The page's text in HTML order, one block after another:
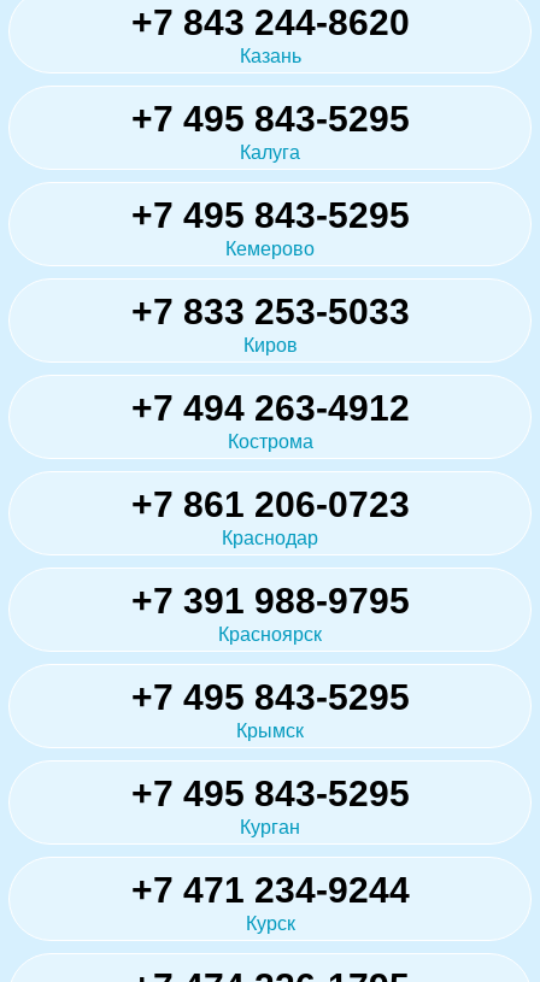
+7 843 244-8620
Казань
+7 495 843-5295
Калуга
+7 495 843-5295
Кемерово
+7 833 253-5033
Киров
+7 494 263-4912
Кострома
+7 861 206-0723
Краснодар
+7 391 988-9795
Красноярск
+7 495 843-5295
Крымск
+7 495 843-5295
Курган
+7 471 234-9244
Курск